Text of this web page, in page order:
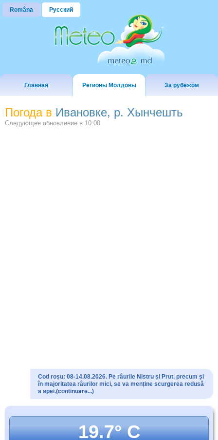
Româna Русский
Главная Регионы Молдовы За рубежом
Погода в Ивановке, р. Хынчешть
Следующее обновление в 10:00
Cod roșu: 08-14.08.2026. Pe râurile Nistru și Prut, precum și
în majoritatea râurilor mici, se va menține scurgerea redusă
a apei.(continuare...)
19.7° C